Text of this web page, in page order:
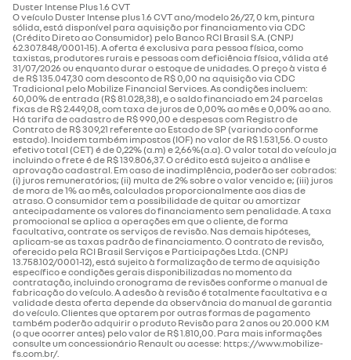
Duster Intense Plus 1.6 CVT
O veículo Duster Intense plus 1.6 CVT ano/modelo 26/27, 0 km, pintura
sólida, está disponível para aquisição por financiamento via CDC
(Crédito Direto ao Consumidor) pelo Banco RCI Brasil S.A. (CNPJ
62.307.848/0001-15). A oferta é exclusiva para pessoa física, como
taxistas, produtores rurais e pessoas com deficiência física, válida até
31/07/2026 ou enquanto durar o estoque de unidades. O preço à vista é
de R$ 135.047,30 com desconto de R$ 0,00 na aquisição via CDC
Tradicional pelo Mobilize Financial Services. As condições incluem:
60,00% de entrada (R$ 81.028,38), e o saldo financiado em 24 parcelas
fixas de R$ 2.449,08, com taxa de juros de 0,00% ao mês e 0,00% ao ano.
Há tarifa de cadastro de R$ 990,00 e despesas com Registro de
Contrato de R$ 309,21 referente ao Estado de SP (variando conforme
estado). Incidem também impostos (IOF) no valor de R$ 1.531,56. O custo
efetivo total (CET) é de 0,22% (a.m) e 2,66%(a.a). O valor total do veículo ja
incluindo o frete é de R$ 139.806,37. O crédito está sujeito a análise e
aprovação cadastral. Em caso de inadimplência, poderão ser cobrados:
(i) juros remuneratórios; (ii) multa de 2% sobre o valor vencido e; (iii) juros
de mora de 1% ao mês, calculados proporcionalmente aos dias de
atraso. O consumidor tem a possibilidade de quitar ou amortizar
antecipadamente os valores do financiamento sem penalidade. A taxa
promocional se aplica a operações em que o cliente, de forma
facultativa, contrate os serviços de revisão. Nas demais hipóteses,
aplicam-se as taxas padrão de financiamento. O contrato de revisão,
oferecido pela RCI Brasil Serviços e Participações Ltda. (CNPJ
13.758.102/0001-12), está sujeito à formalização de termo de aquisição
específico e condições gerais disponibilizadas no momento da
contratação, incluindo cronograma de revisões conforme o manual de
fabricação do veículo. A adesão à revisão é totalmente facultativa e a
validade desta oferta depende da observância do manual de garantia
do veículo. Clientes que optarem por outras formas de pagamento
também poderão adquirir o produto Revisão para 2 anos ou 20.000 KM
(o que ocorrer antes) pelo valor de R$ 1.810,00. Para mais informações
consulte um concessionário Renault ou acesse: https://www.mobilize-
fs.com.br/.